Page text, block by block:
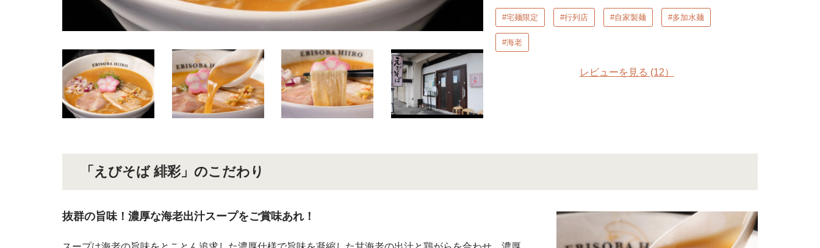
#宅麺限定 #行列店 #自家製麺 #多加水麺
#海老
レビューを見る (12）
「えびそば 緋彩」のこだわり
抜群の旨味！濃厚な海老出汁スープをご賞味あれ！